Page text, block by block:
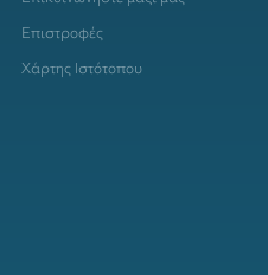
Επιστροφές
Χάρτης Ιστότοπου